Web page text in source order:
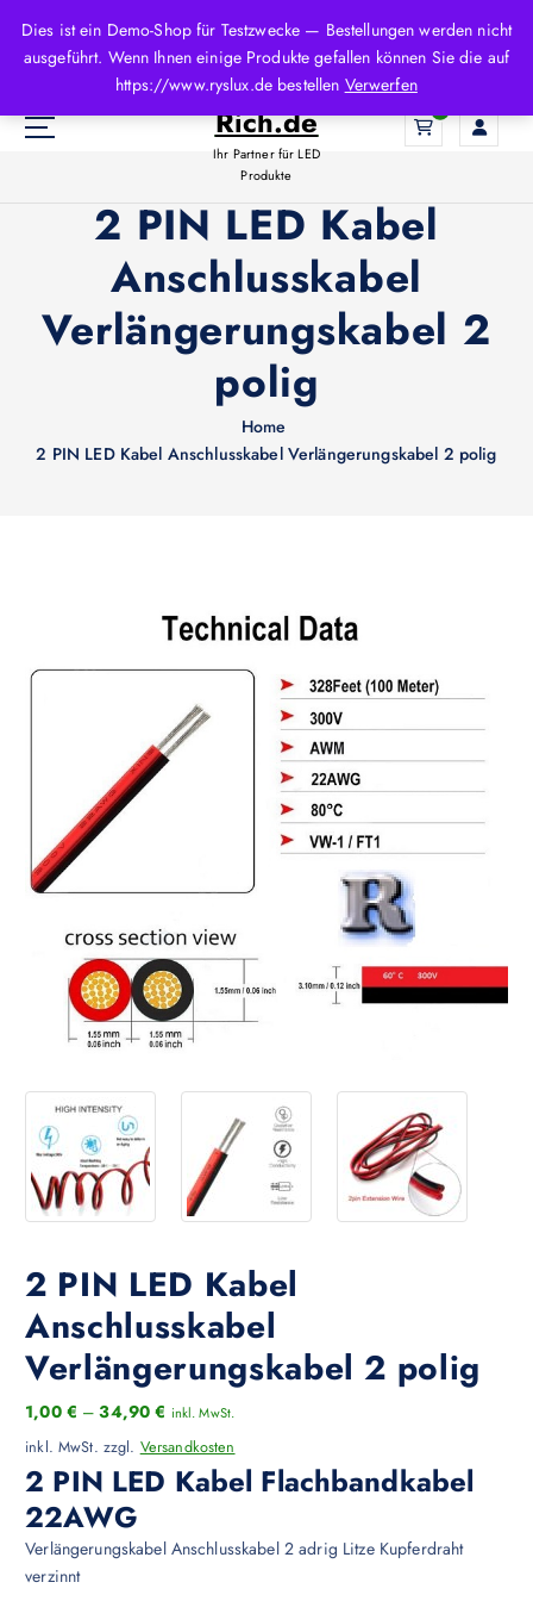
Dies ist ein Demo-Shop für Testzwecke — Bestellungen werden nicht
ausgeführt. Wenn Ihnen einige Produkte gefallen können Sie die auf
https://www.ryslux.de bestellen Verwerfen
n
LED-
Rich.de
Ihr Partner für LED
Produkte
2 PIN LED Kabel
Anschlusskabel
Verlängerungskabel 2
polig
Home
2 PIN LED Kabel Anschlusskabel Verlängerungskabel 2 polig
2 PIN LED Kabel
Anschlusskabel
Verlängerungskabel 2 polig
1,00 € –34,90€ inkl. MwSt.
inkl. MwSt. zzgl. Versandkosten
2 PIN LED Kabel Flachbandkabel
22AWG
Verlängerungskabel Anschlusskabel 2 adrig Litze Kupferdraht
verzinnt